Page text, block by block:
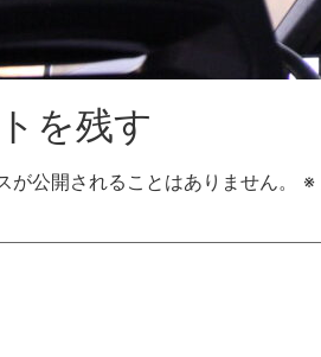
を残す
が公開されることはありません。 ※